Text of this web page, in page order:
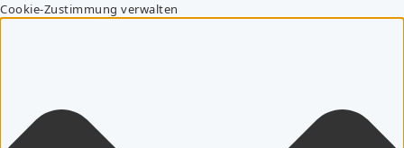
Cookie-Zustimmung verwalten